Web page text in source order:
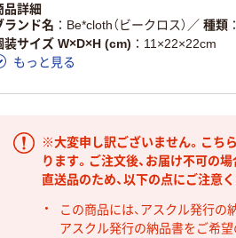
品詳細
ランド名
Be*cloth（ビークロス） ／ 種類
装サイズ W×D×H (cm)
11×22×22cm
もっと見る
※大変申し訳ございません。こち
ります。ご注文後、お届け不可の
直送品のため、以下の点にご注意く
この商品には、アスクル発行の
アスクル発行の納品書をご希望